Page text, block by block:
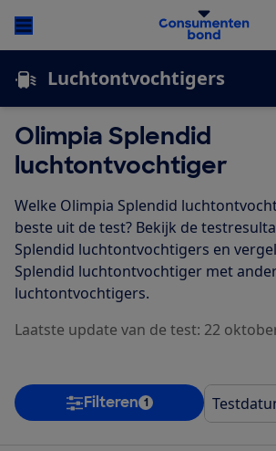
Luchtontvochtigers
Olimpia Splendid
luchtontvochtiger
Welke Olimpia Splendid
beste uit de test? Bekijk de
Splendid luchtontvochtigers en
Splendid luchtontvochtiger met
luchtontvochtigers.
Laatste update van de test: 22
Filteren 1